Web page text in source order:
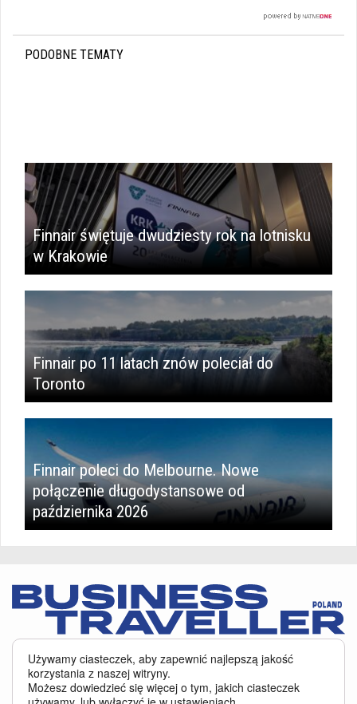
PODOBNE TEMATY
Finnair świętuje dwudziesty rok na lotnisku
w Krakowie
Finnair po 11 latach znów poleciał do
Toronto
Finnair poleci do Melbourne. Nowe
połączenie długodystansowe od
października 2026
technologie o analogicznym charakterze, przede wszystkim w celu
zapewnienia Państwu najlepszej jakości oferowanych usług, a ponadto w
celach statystycznych i reklamowych. Korzystanie z serwisu oznacza, że pliki
Używamy ciasteczek, aby zapewnić najlepszą jakość
korzystania z naszej witryny.
Możesz dowiedzieć się więcej o tym, jakich ciasteczek